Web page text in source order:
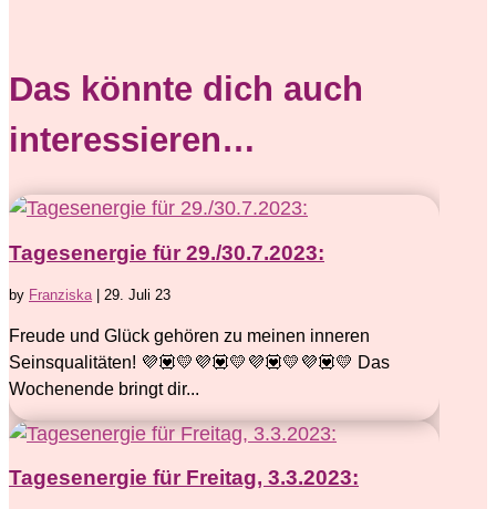
Das könnte dich auch
interessieren…
Tagesenergie für 29./30.7.2023:
by Franziska | 29. Juli 23
Freude und Glück gehören zu meinen inneren
Seinsqualitäten! 💜💟💛💜💟💛💜💟💛💜💟💛 Das
Wochenende bringt dir...
Tagesenergie für Freitag, 3.3.2023: